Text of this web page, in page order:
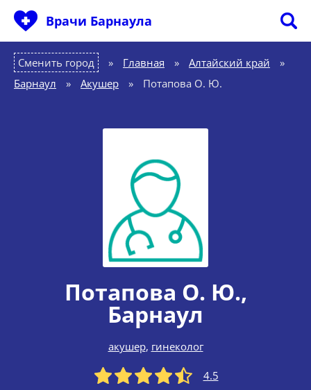
Врачи Барнаула
Сменить город Главная » Алтайский край
»
Барнаул
» Акушер » Потапова О. Ю.
Потапова О. Ю.,
Барнаул
акушер, гинеколог
4.5